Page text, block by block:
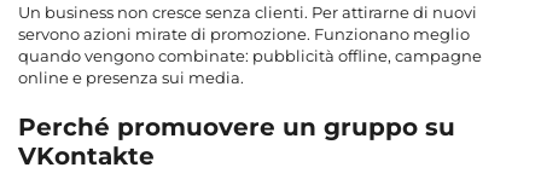
Un business non cresce senza clienti. Per attirarne di nuovi
servono azioni mirate di promozione. Funzionano meglio
quando vengono combinate: pubblicità offline, campagne
online e presenza sui media.
Perché promuovere un gruppo su
VKontakte